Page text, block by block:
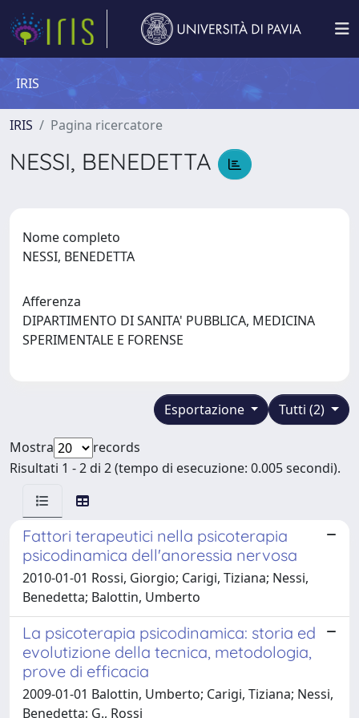
IRIS
IRIS Pagina ricercatore
NESSI, BENEDETTA
Nome completo
NESSI, BENEDETTA
Afferenza
DIPARTIMENTO DI SANITA' PUBBLICA, MEDICINA
SPERIMENTALE E FORENSE
Tutti (2)
Esportazione
Mostra
records
Risultati 1 - 2 di 2 (tempo di esecuzione: 0.005 secondi).
Fattori terapeutici nella psicoterapia
psicodinamica dell'anoressia nervosa
2010-01-01 Rossi, Giorgio; Carigi, Tiziana; Nessi,
Benedetta; Balottin, Umberto
La psicoterapia psicodinamica: storia ed
evolutizione della tecnica, metodologia,
prove di efficacia
2009-01-01 Balottin, Umberto; Carigi, Tiziana; Nessi,
Benedetta; G., Rossi